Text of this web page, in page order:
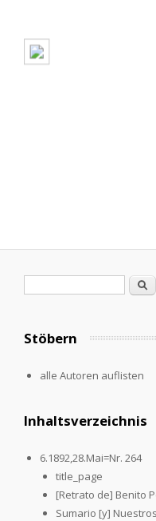
Stöbern
alle Autoren auflisten
Inhaltsverzeichnis
6.1892,28.Mai=Nr. 264
title_page
[Retrato de] Benito
Sumario [y]